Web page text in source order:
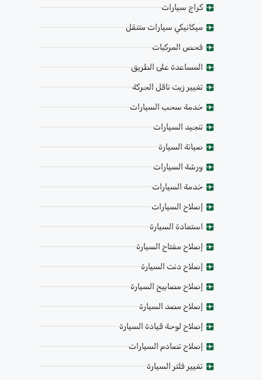
كراج سيارات
ميكانيكي سيارات متنقل
فحص المركبات
المساعدة على الطريق
تغيير زيت ناقل الحركة
خدمة سحب السيارات
تنجيد السيارات
صيانة السيارة
ورشة السيارات
خدمة السيارات
إصلاح السيارات
استعادة السيارة
إصلاح مفتاح السيارة
إصلاح دنت السيارة
إصلاح مصابيح السيارة
إصلاح مصد السيارة
إصلاح لوحة قيادة السيارة
إصلاح تصادم السيارات
تغيير فلتر السيارة